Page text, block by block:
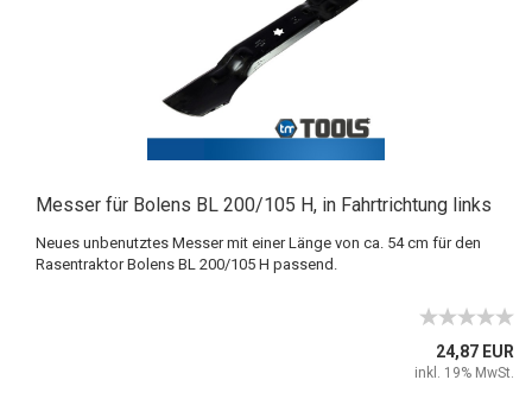
Messer für Bolens BL 200/105 H, in Fahrtrichtung links
Neues unbenutztes Messer mit einer Länge von ca. 54 cm für den
Rasentraktor Bolens BL 200/105 H passend.
24,87 EUR
inkl. 19% MwSt.